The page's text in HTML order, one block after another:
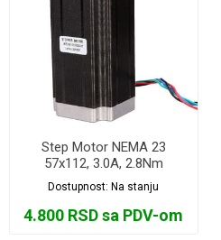
Step Motor NEMA 23
57x112, 3.0A, 2.8Nm
Dostupnost:Na stanju
4.800 RSD sa PDV-om